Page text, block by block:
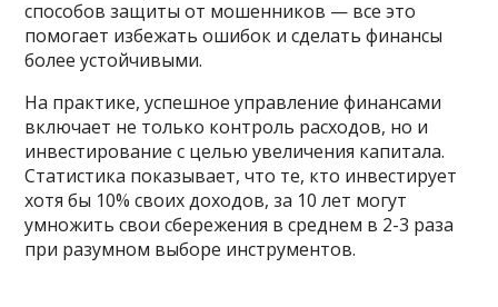
способов защиты от мошенников — все это
помогает избежать ошибок и сделать финансы
более устойчивыми.
На практике, успешное управление финансами
включает не только контроль расходов, но и
инвестирование с целью увеличения капитала.
Статистика показывает, что те, кто инвестирует
хотя бы 10% своих доходов, за 10 лет могут
умножить свои сбережения в среднем в 2-3 раза
при разумном выборе инструментов.